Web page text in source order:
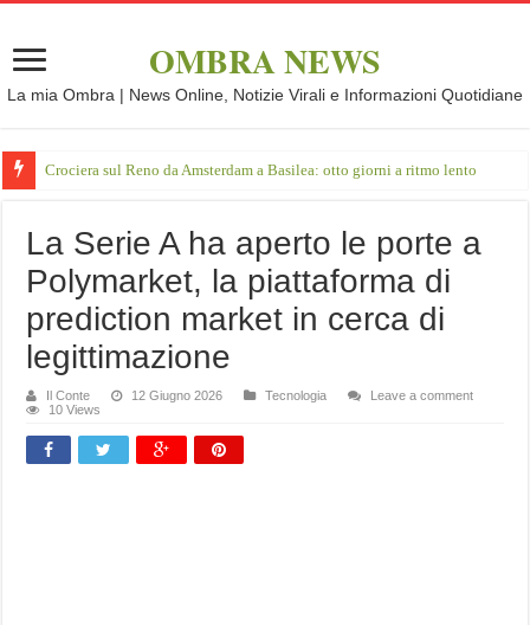
OMBRA NEWS
La mia Ombra | News Online, Notizie Virali e Informazioni Quotidiane
Crociera sul Reno da Amsterdam a Basilea: otto giorni a ritmo lento
La Serie A ha aperto le porte a
Polymarket, la piattaforma di
prediction market in cerca di
legittimazione
Il Conte 12 Giugno 2026 Tecnologia
Leave a comment
10 Views